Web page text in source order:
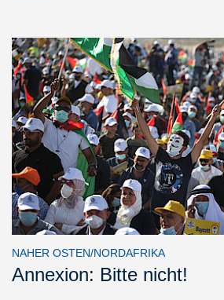
NAHER OSTEN/NORDAFRIKA
Annexion: Bitte nicht!